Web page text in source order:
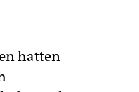
hatten